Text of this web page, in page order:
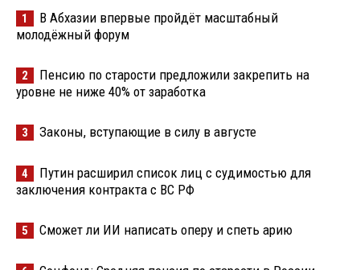
1
В Абхазии впервые пройдёт масштабный
молодёжный форум
2
Пенсию по старости предложили закрепить на
уровне не ниже 40% от заработка
3 Законы, вступающие в силу в августе
4
Путин расширил список лиц с судимостью для
заключения контракта с ВС РФ
5 Сможет ли ИИ написать оперу и спеть арию